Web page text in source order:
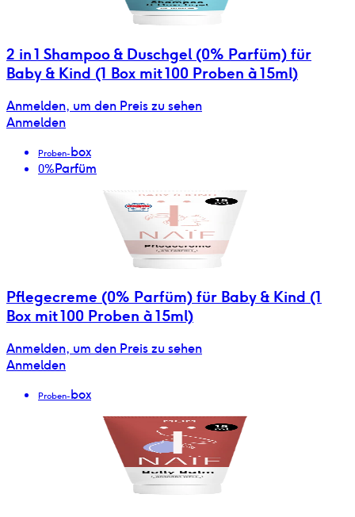
2 in 1 Shampoo & Duschgel (0% Parfüm) für
Baby & Kind (1 Box mit 100 Proben à 15ml)
Anmelden, um den Preis zu sehen
Anmelden
Proben-box
0%Parfüm
Pflegecreme (0% Parfüm) für Baby & Kind (1
Box mit 100 Proben à 15ml)
Anmelden, um den Preis zu sehen
Anmelden
Proben-box